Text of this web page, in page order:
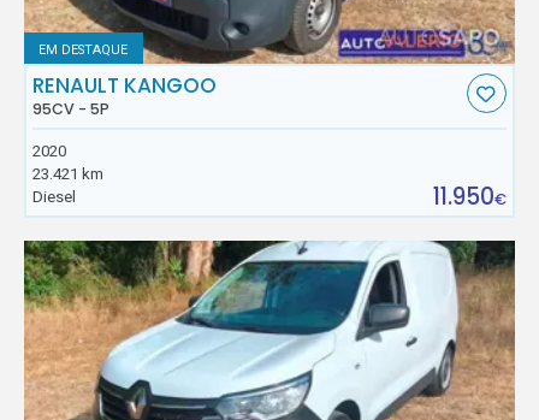
EM DESTAQUE
RENAULT KANGOO
95CV - 5P
2020
23.421 km
Diesel
11.950€